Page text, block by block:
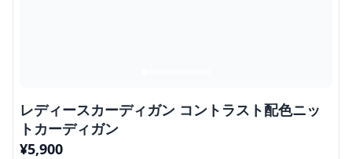
レディースカーディガン コントラスト配色ニッ
トカーディガン
¥5,900